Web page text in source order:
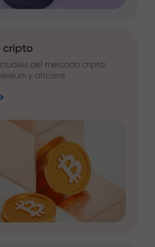
cripto
del mercado cripto:
y altcoins